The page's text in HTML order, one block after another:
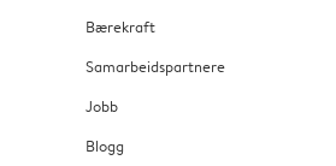
Bærekraft
Samarbeidspartnere
Jobb
Blogg